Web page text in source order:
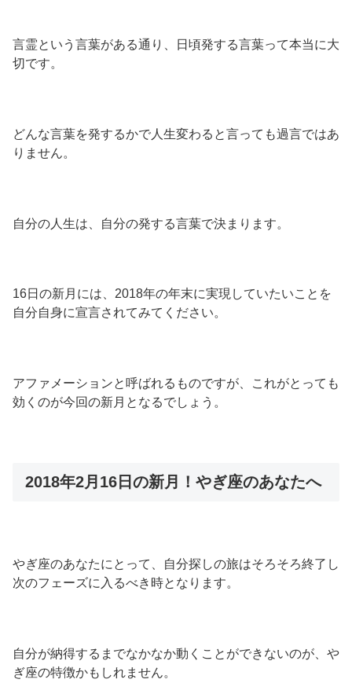
言霊という言葉がある通り、日頃発する言葉って本当に大
切です。
どんな言葉を発するかで人生変わると言っても過言ではあ
りません。
自分の人生は、自分の発する言葉で決まります。
16日の新月には、2018年の年末に実現していたいことを
自分自身に宣言されてみてください。
アファメーションと呼ばれるものですが、これがとっても
効くのが今回の新月となるでしょう。
2018年2月16日の新月！やぎ座のあなたへ
やぎ座のあなたにとって、自分探しの旅はそろそろ終了し
次のフェーズに入るべき時となります。
自分が納得するまでなかなか動くことができないのが、や
ぎ座の特徴かもしれません。